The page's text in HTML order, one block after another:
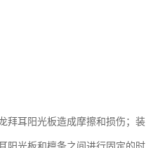
拜耳阳光板造成摩擦和损伤；装